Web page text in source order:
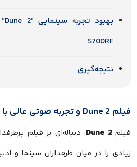
S700RF
نتیجه‌گیری
فیلم Dune 2 و تجربه صوتی عالی با استفاده از ساندبارها
فیلمDune 2، دنباله‌ای بر فیلم
زیادی را در میان طرفداران سینما و